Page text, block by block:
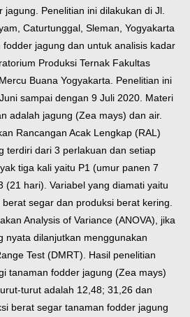
Penelitian ini dilakukan di Jl.
Caturtunggal, Sleman, Yogyakarta
jagung dan untuk analisis kadar
Produksi Ternak Fakultas
Buana Yogyakarta. Penelitian ini
sampai dengan 9 Juli 2020. Materi
adalah jagung (Zea mays) dan air.
Rancangan Acak Lengkap (RAL)
terdiri dari 3 perlakuan dan setiap
tiga kali yaitu P1 (umur panen 7
(21 hari). Variabel yang diamati yaitu
segar dan produksi berat kering.
Analysis of Variance (ANOVA), jika
nyata dilanjutkan menggunakan
Test (DMRT). Hasil penelitian
tanaman fodder jagung (Zea mays)
turut adalah 12,48; 31,26 dan
berat segar tanaman fodder jagung